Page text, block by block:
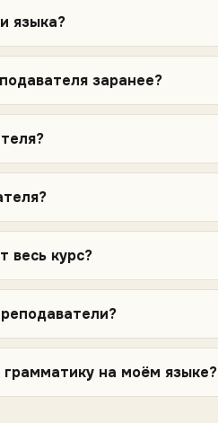
языка?
заранее?
весь курс?
на моём языке?